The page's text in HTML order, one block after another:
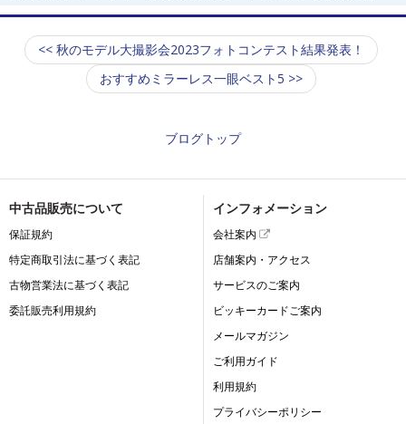
<< 秋のモデル大撮影会2023フォトコンテスト結果発表！
おすすめミラーレス一眼ベスト5 >>
ブログトップ
中古品販売について
保証規約
特定商取引法に基づく表記
古物営業法に基づく表記
委託販売利用規約
インフォメーション
会社案内
店舗案内・アクセス
サービスのご案内
ビッキーカードご案内
メールマガジン
ご利用ガイド
利用規約
プライバシーポリシー